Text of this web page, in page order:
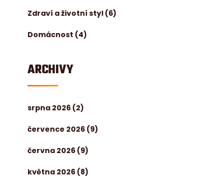
Zdraví a životní styl (6)
Domácnost (4)
ARCHIVY
srpna 2026 (2)
července 2026 (9)
června 2026 (9)
května 2026 (8)